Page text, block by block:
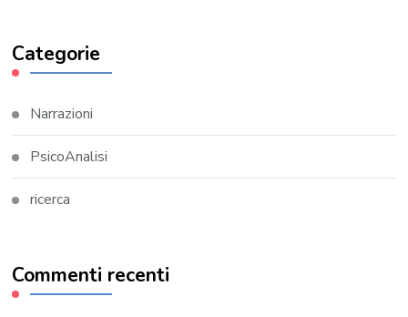
Categorie
Narrazioni
PsicoAnalisi
ricerca
Commenti recenti